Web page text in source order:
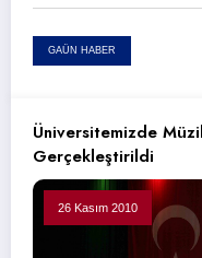
GAÜN HABER
Üniversitemizde
Gerçekleştirildi
26 Kasım 2010